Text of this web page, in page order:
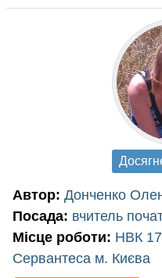
Автор: Донченко
Посада: вчитель
Місце роботи: НВК
Сервантеса м. Києва